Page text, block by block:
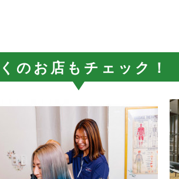
のお店もチェック！